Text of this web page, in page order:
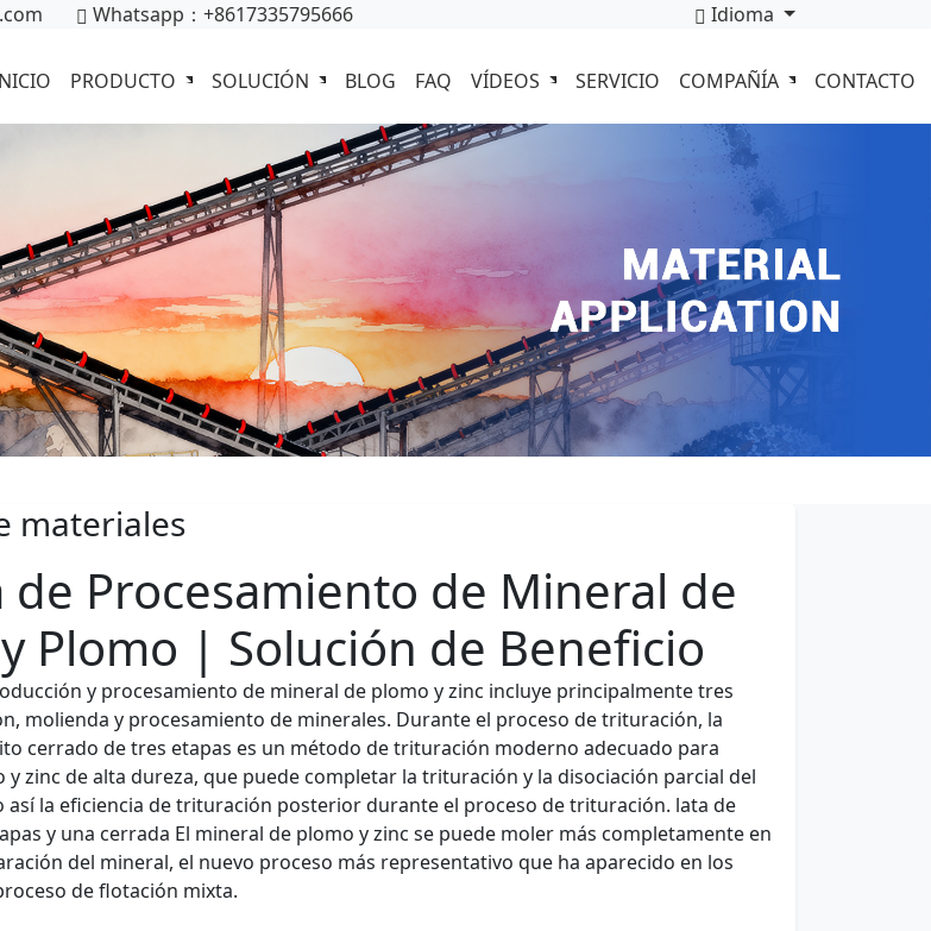
Whatsapp：+8617335795666 Idioma
PRODUCTO SOLUCIÓN BLOG FAQ VÍDEOS SERVICIO COMPAÑÍA CONTACTO
materiales
de Procesamiento de Mineral de
Plomo | Solución de Beneficio
y procesamiento de mineral de plomo y zinc incluye principalmente tres
molienda y procesamiento de minerales. Durante el proceso de trituración, la
cerrado de tres etapas es un método de trituración moderno adecuado para
y zinc de alta dureza, que puede completar la trituración y la disociación parcial del
así la eficiencia de trituración posterior durante el proceso de trituración. lata de
y una cerrada El mineral de plomo y zinc se puede moler más completamente en
del mineral, el nuevo proceso más representativo que ha aparecido en los
de flotación mixta.